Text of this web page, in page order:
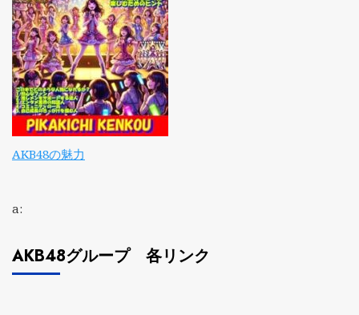
AKB48の魅力
a:
AKB48グループ 各リンク